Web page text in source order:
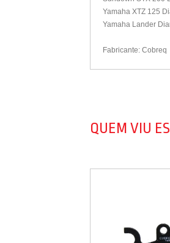
Yamaha XTZ 125
Yamaha Lander
Fabricante: Cobreq
QUEM VIU